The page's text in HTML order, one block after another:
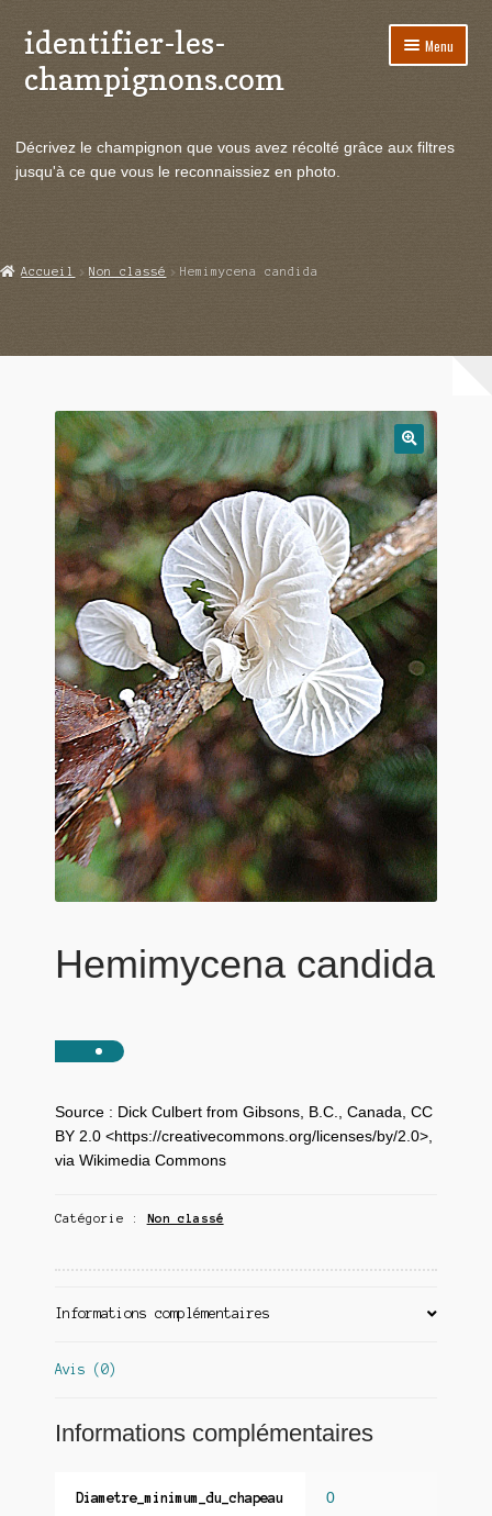
Aller
à
la
Aller
au
contenu
identifier-les-
champignons.com
Menu
le
Actualités
Echanges et contacts
Décrivez le champignon que vous avez récolté grâce aux filtres
jusqu'à ce que vous le reconnaissiez en photo.
Accueil Non classé Hemimycena candida
Hemimycena candida
Source : Dick Culbert from Gibsons, B.C., Canada, CC
BY 2.0 <https://creativecommons.org/licenses/by/2.0>,
via Wikimedia Commons
Catégorie : Non classé
Informations complémentaires
Avis (0)
Informations complémentaires
Diametre_minimum_du_chapeau 0